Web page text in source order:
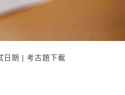
日期 | 考古題下載